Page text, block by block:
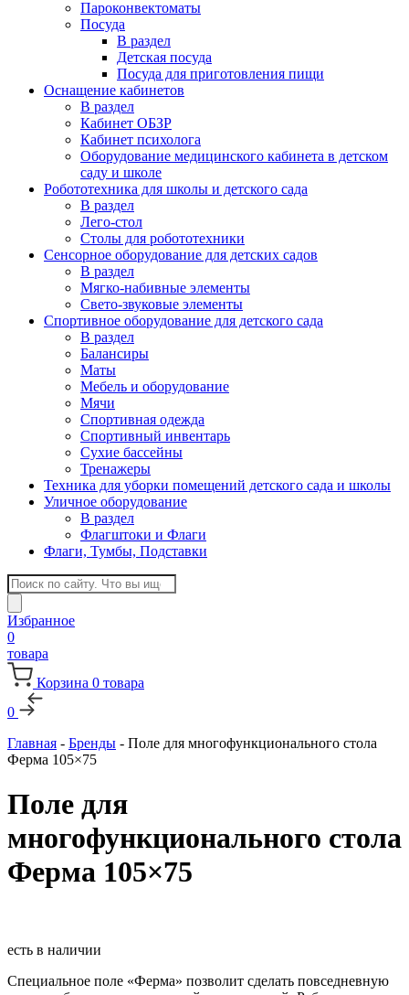
Пароконвектоматы
Посуда
В раздел
Детская посуда
Посуда для приготовления пищи
Оснащение кабинетов
В раздел
Кабинет ОБЗР
Кабинет психолога
Оборудование медицинского кабинета в детском
саду и школе
Робототехника для школы и детского сада
В раздел
Лего-стол
Столы для робототехники
Сенсорное оборудование для детских садов
В раздел
Мягко-набивные элементы
Свето-звуковые элементы
Спортивное оборудование для детского сада
В раздел
Балансиры
Маты
Мебель и оборудование
Мячи
Спортивная одежда
Спортивный инвентарь
Сухие бассейны
Тренажеры
Техника для уборки помещений детского сада и школы
Уличное оборудование
В раздел
Флагштоки и Флаги
Флаги, Тумбы, Подставки
Поиск
товаров
Избранное
0
товара
Корзина 0 товара
0
Главная - Бренды - Поле для многофункционального стола
Ферма 105×75
Поле для
многофункционального стола
Ферма 105×75
есть в наличии
Специальное поле «Ферма» позволит сделать повседневную